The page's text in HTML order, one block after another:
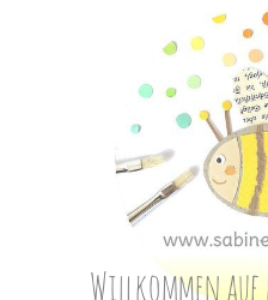
Willkommen